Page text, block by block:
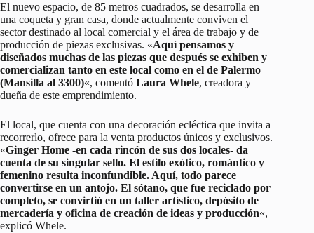
El nuevo espacio, de 85 metros cuadrados, se desarrolla en
una coqueta y gran casa, donde actualmente conviven el
sector destinado al local comercial y el área de trabajo y de
producción de piezas exclusivas. «Aquí pensamos y
diseñados muchas de las piezas que después se exhiben y
comercializan tanto en este local como en el de Palermo
(Mansilla al 3300)«, comentó Laura Whele, creadora y
dueña de este emprendimiento.
El local, que cuenta con una decoración ecléctica que invita a
recorrerlo, ofrece para la venta productos únicos y exclusivos.
«Ginger Home -en cada rincón de sus dos locales- da
cuenta de su singular sello. El estilo exótico, romántico y
femenino resulta inconfundible. Aquí, todo parece
convertirse en un antojo. El sótano, que fue reciclado por
completo, se convirtió en un taller artístico, depósito de
mercadería y oficina de creación de ideas y producción«,
explicó Whele.